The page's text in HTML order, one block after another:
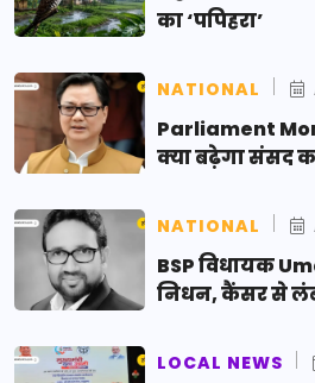
का ‘पपिहरा’
NATIONAL
Parliament
क्या बढ़ेगा संसद
NATIONAL
BSP विधायक
निधन, कैंसर से
LOCAL NEWS